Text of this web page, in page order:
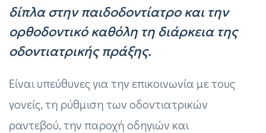
δίπλα στην παιδοδοντίατρο και την
ορθοδοντικό καθόλη τη διάρκεια της
οδοντιατρικής πράξης.
Είναι υπεύθυνες για την επικοινωνία με τους
γονείς, τη ρύθμιση των οδοντιατρικών
ραντεβού, την παροχή οδηγιών και